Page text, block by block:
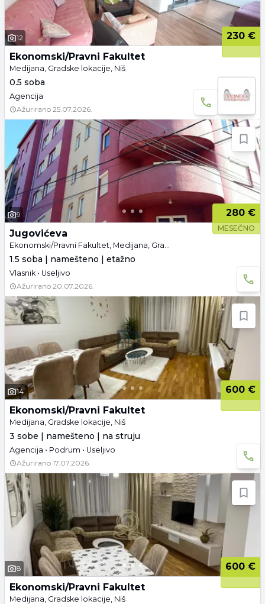
12
230 €
Ekonomski/Pravni Fakultet
Medijana, Gradske lokacije, Niš
0.5 soba
Agencija
Ažurirano 25.07.2026.
9 280 €
MESEČNO
Jugovićeva
Ekonomski/Pravni Fakultet, Medijana, Gradske lokacije, Niš
1.5 soba | namešteno | etažno
Vlasnik • Useljivo
Ažurirano 20.07.2026.
14
600 €
Ekonomski/Pravni Fakultet
Medijana, Gradske lokacije, Niš
3 sobe | namešteno | na struju
Agencija • Podrum • Useljivo
Ažurirano 17.07.2026.
8
600 €
Ekonomski/Pravni Fakultet
Medijana, Gradske lokacije, Niš